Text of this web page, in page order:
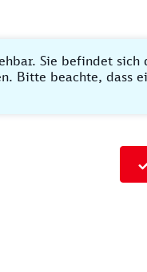
Sie befindet sich
Bitte beachte, dass